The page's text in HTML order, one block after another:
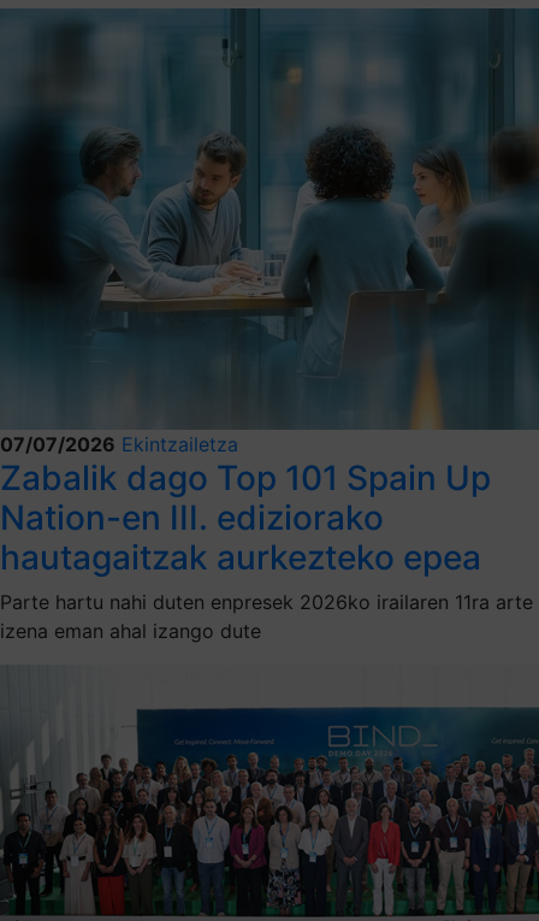
07/07/2026 Ekintzailetza
Zabalik dago Top 101 Spain Up
Nation-en III. ediziorako
hautagaitzak aurkezteko epea
Parte hartu nahi duten enpresek 2026ko irailaren 11ra arte
izena eman ahal izango dute